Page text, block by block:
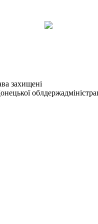
захищені